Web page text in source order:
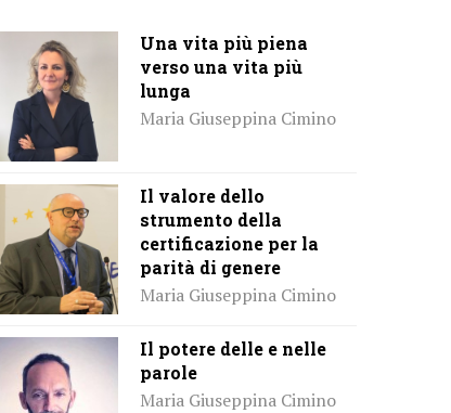
Una vita più piena
verso una vita più
lunga
Maria Giuseppina Cimino
Il valore dello
strumento della
certificazione per la
parità di genere
Maria Giuseppina Cimino
Il potere delle e nelle
parole
Maria Giuseppina Cimino